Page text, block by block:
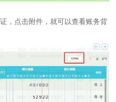
，点击附件，就可以查看账务背